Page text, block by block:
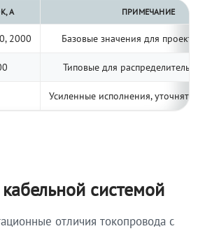
А ПРИМЕЧАНИЕ
2000 Базовые значения для
Типовые для распределительных
Усиленные исполнения, уточнять по
системой
отличия токопровода с